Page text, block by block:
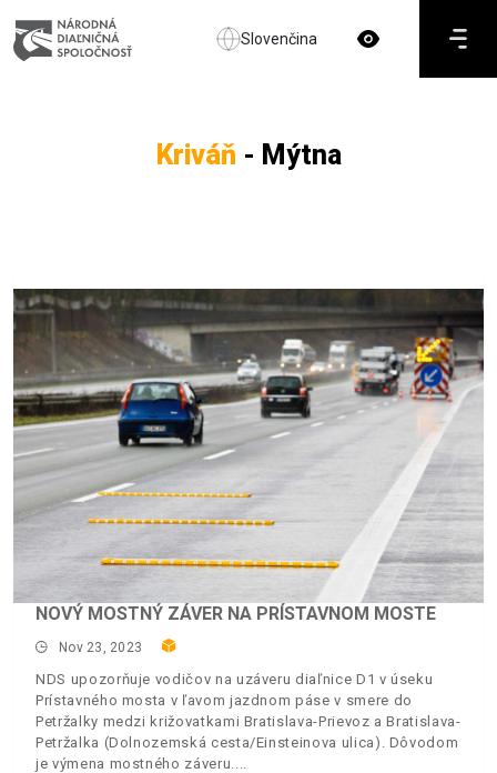
Slovenčina
Kriváň - Mýtna
NOVÝ MOSTNÝ ZÁVER NA PRÍSTAVNOM MOSTE
Nov 23, 2023
NDS upozorňuje vodičov na uzáveru diaľnice D1 v úseku
Prístavného mosta v ľavom jazdnom páse v smere do
Petržalky medzi križovatkami Bratislava-Prievoz a Bratislava-
Petržalka (Dolnozemská cesta/Einsteinova ulica). Dôvodom
je výmena mostného záveru.